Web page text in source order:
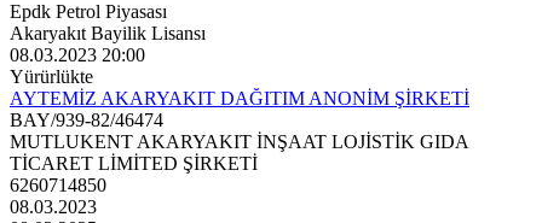
Epdk Petrol Piyasası
Akaryakıt Bayilik Lisansı
08.03.2023 20:00
Yürürlükte
AYTEMİZ AKARYAKIT DAĞITIM ANONİM ŞİRKETİ
BAY/939-82/46474
MUTLUKENT AKARYAKIT İNŞAAT LOJİSTİK GIDA
TİCARET LİMİTED ŞİRKETİ
6260714850
08.03.2023